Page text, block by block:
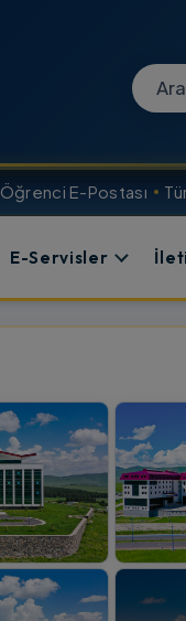
Site içi
Öğrenci E-Postası
E-Servisler